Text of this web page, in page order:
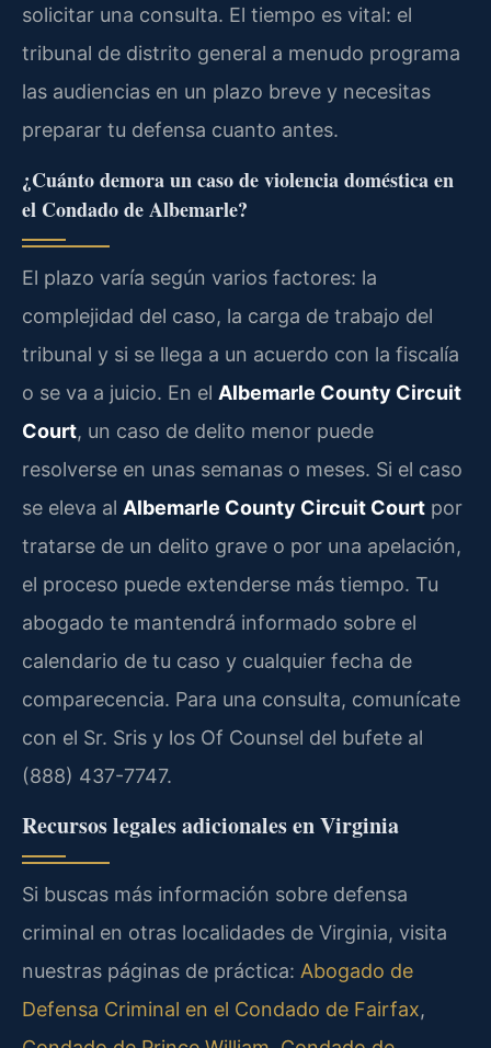
solicitar una consulta. El tiempo es vital: el
tribunal de distrito general a menudo programa
las audiencias en un plazo breve y necesitas
preparar tu defensa cuanto antes.
¿Cuánto demora un caso de violencia doméstica en
el Condado de Albemarle?
El plazo varía según varios factores: la
complejidad del caso, la carga de trabajo del
tribunal y si se llega a un acuerdo con la fiscalía
o se va a juicio. En el Albemarle County Circuit
Court, un caso de delito menor puede
resolverse en unas semanas o meses. Si el caso
se eleva al Albemarle County Circuit Court por
tratarse de un delito grave o por una apelación,
el proceso puede extenderse más tiempo. Tu
abogado te mantendrá informado sobre el
calendario de tu caso y cualquier fecha de
comparecencia. Para una consulta, comunícate
con el Sr. Sris y los Of Counsel del bufete al
(888) 437-7747.
Recursos legales adicionales en Virginia
Si buscas más información sobre defensa
criminal en otras localidades de Virginia, visita
nuestras páginas de práctica: Abogado de
Defensa Criminal en el Condado de Fairfax,